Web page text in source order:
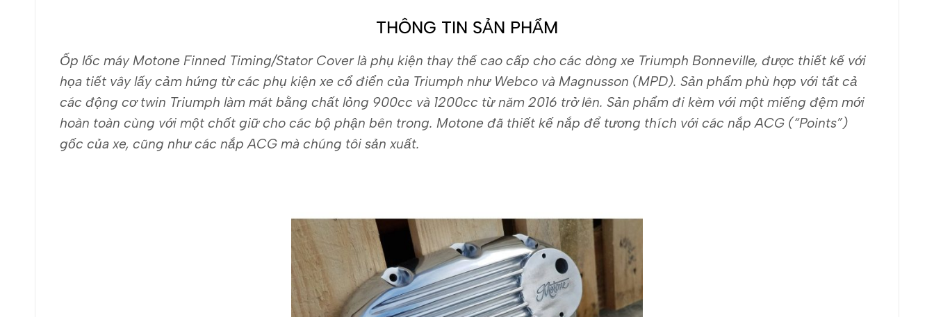
THÔNG TIN SẢN PHẨM
Ốp lốc máy Motone Finned Timing/Stator Cover là phụ kiện thay thế cao cấp cho các dòng xe Triumph Bonneville, được thiết kế với
họa tiết vây lấy cảm hứng từ các phụ kiện xe cổ điển của Triumph như Webco và Magnusson (MPD). Sản phẩm phù hợp với tất cả
các động cơ twin Triumph làm mát bằng chất lỏng 900cc và 1200cc từ năm 2016 trở lên. Sản phẩm đi kèm với một miếng đệm mới
hoàn toàn cùng với một chốt giữ cho các bộ phận bên trong. Motone đã thiết kế nắp để tương thích với các nắp ACG (“Points”)
gốc của xe, cũng như các nắp ACG mà chúng tôi sản xuất.